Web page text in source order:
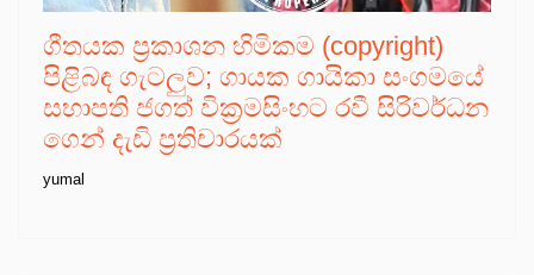
ගීතයක ප්‍රකාශන හිමිකම (copyright)
පිළිබඳ ගැටලුව; ගායක ගායිකා සංගමයේ
සභාපති ජගත් වික්‍රමසිංහට රවී සිරිවර්ධන
ගෙන් දැඩි ප්‍රතිචාරයක්
yumal